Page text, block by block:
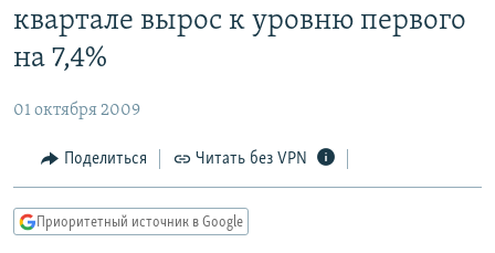
основному
Вернутся
Вернутся
АВТОРСКИЕ ПРОЕКТЫ
МНЕНИЯ
КУЛЬТУРА
КАВКАЗ.РЕАЛИИ
квартале вырос к уровню первого
на 7,4%
01 октября 2009
Поделиться Читать без VPN
Приоритетный источник в Google